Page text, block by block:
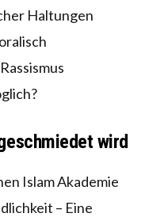
Haltungen
wird
Islam Akademie
– Eine